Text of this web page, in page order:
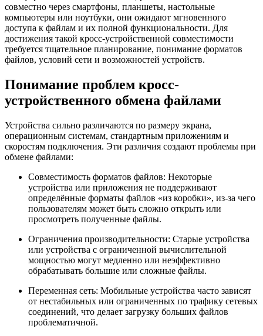
совместно через смартфоны, планшеты, настольные
компьютеры или ноутбуки, они ожидают мгновенного
доступа к файлам и их полной функциональности. Для
достижения такой кросс-устройственной совместимости
требуется тщательное планирование, понимание форматов
файлов, условий сети и возможностей устройств.
Понимание проблем кросс-
устройственного обмена файлами
Устройства сильно различаются по размеру экрана,
операционным системам, стандартным приложениям и
скоростям подключения. Эти различия создают проблемы при
обмене файлами:
Совместимость форматов файлов: Некоторые
устройства или приложения не поддерживают
определённые форматы файлов «из коробки», из-за чего
пользователям может быть сложно открыть или
просмотреть полученные файлы.
Ограничения производительности: Старые устройства
или устройства с ограниченной вычислительной
мощностью могут медленно или неэффективно
обрабатывать большие или сложные файлы.
Переменная сеть: Мобильные устройства часто зависят
от нестабильных или ограниченных по трафику сетевых
соединений, что делает загрузку больших файлов
проблематичной.